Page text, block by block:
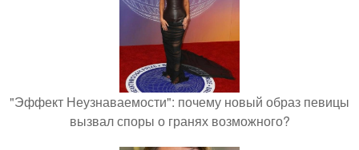
"Эффект Неузнаваемости": почему новый образ певицы
вызвал споры о гранях возможного?